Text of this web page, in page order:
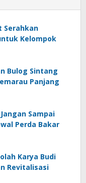
Serahkan
Kelompok
Bulog Sintang
Panjang
Sampai
Perda Bakar
Karya Budi
Revitalisasi